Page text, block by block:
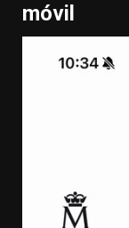
móvil